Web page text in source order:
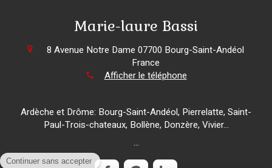
Marie-laure Bassi
8 Avenue Notre Dame 07700 Bourg-Saint-Andéol
France
Afficher le téléphone
Ardèche et Drôme: Bourg-Saint-Andéol, Pierrelatte, Saint-
Paul-Trois-chateaux, Bollène, Donzère, Vivier...
...